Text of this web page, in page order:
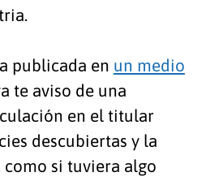
publicada en un medio
te aviso de una
en el titular
descubiertas y la
si tuviera algo